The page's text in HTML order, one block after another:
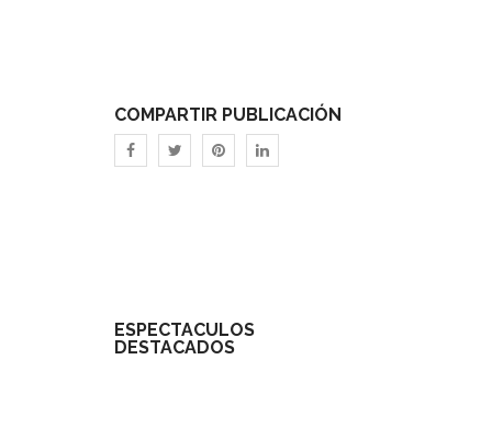
COMPARTIR PUBLICACIÓN
ESPECTÁCULOS
DESTACADOS